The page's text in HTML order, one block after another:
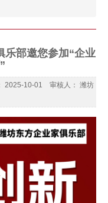
乐部邀您参加“企业
2025-10-01 审核人： 潍坊